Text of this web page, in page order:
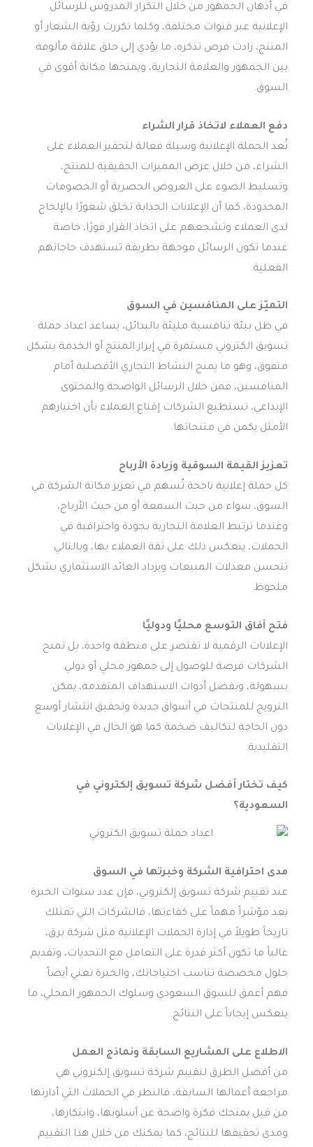
في أذهان الجمهور من خلال التكرار المدروس للرسائل
الإعلانية عبر قنوات مختلفة، وكلما تكررت رؤية الشعار أو
المنتج، زادت فرص تذكره، ما يؤدي إلى خلق علاقة مألوفة
بين الجمهور والعلامة التجارية، ويمنحها مكانة أقوى في
السوق.
دفع العملاء لاتخاذ قرار الشراء
تُعد الحملة الإعلانية وسيلة فعالة لتحفيز العملاء على
الشراء، من خلال عرض المميزات الحقيقية للمنتج،
وتسليط الضوء على العروض الحصرية أو الخصومات
المحدودة، كما أن الإعلانات الجذابة تخلق شعورًا بالإلحاح
لدى العملاء وتشجعهم على اتخاذ القرار فورًا، خاصة
عندما تكون الرسائل موجهة بطريقة تستهدف حاجاتهم
الفعلية.
التميّز على المنافسين في السوق
في ظل بيئة تنافسية مليئة بالبدائل، يساعد اعداد حملة
تسويق الكتروني مستمرة في إبراز المنتج أو الخدمة بشكل
متفوق، وهو ما يمنح النشاط التجاري الأفضلية أمام
المنافسين، فمن خلال الرسائل الواضحة والمحتوى
الإبداعي، تستطيع الشركات إقناع العملاء بأن اختيارهم
الأمثل يكمن في منتجاتها.
تعزيز القيمة السوقية وزيادة الأرباح
كل حملة إعلانية ناجحة تُسهم في تعزيز مكانة الشركة في
السوق، سواء من حيث السمعة أو من حيث الأرباح،
وعندما ترتبط العلامة التجارية بجودة واحترافية في
الحملات، ينعكس ذلك على ثقة العملاء بها، وبالتالي
تتحسن معدلات المبيعات ويزداد العائد الاستثماري بشكل
ملحوظ.
فتح آفاق التوسع محليًا ودوليًا
الإعلانات الرقمية لا تقتصر على منطقة واحدة، بل تمنح
الشركات فرصة للوصول إلى جمهور محلي أو دولي
بسهولة، وبفضل أدوات الاستهداف المتقدمة، يمكن
الترويج للمنتجات في أسواق جديدة وتحقيق انتشار أوسع
دون الحاجة لتكاليف ضخمة كما هو الحال في الإعلانات
التقليدية.
كيف تختار أفضل شركة تسويق إلكتروني في
السعودية؟
مدى احترافية الشركة وخبرتها في السوق
عند تقييم شركة تسويق إلكتروني، فإن عدد سنوات الخبرة
يعد مؤشراً مهماً على كفاءتها، فالشركات التي تمتلك
تاريخاً طويلاً في إدارة الحملات الإعلانية مثل شركة برق،
غالباً ما تكون أكثر قدرة على التعامل مع التحديات، وتقديم
حلول مخصصة تناسب احتياجاتك، والخبرة تعني أيضاً
فهم أعمق للسوق السعودي وسلوك الجمهور المحلي، ما
ينعكس إيجاباً على النتائج.
الاطلاع على المشاريع السابقة ونماذج العمل
من أفضل الطرق لتقييم شركة تسويق إلكتروني هي
مراجعة أعمالها السابقة، فالنظر في الحملات التي أدارتها
من قبل يمنحك فكرة واضحة عن أسلوبها، وابتكارها،
ومدى تحقيقها للنتائج، كما يمكنك من خلال هذا التقييم